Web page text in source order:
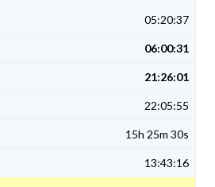
05:20:37
06:00:31
21:26:01
22:05:55
15h 25m 30s
13:43:16